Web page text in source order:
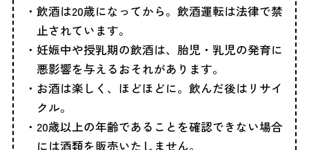
飲酒は20歳になってから。飲酒運転は法律で禁
止されています。
妊娠中や授乳期の飲酒は、胎児・乳児の発育に
悪影響を与えるおそれがあります。
お酒は楽しく、ほどほどに。飲んだ後はリサイ
クル。
20歳以上の年齢であることを確認できない場合
には酒類を販売いたしません。